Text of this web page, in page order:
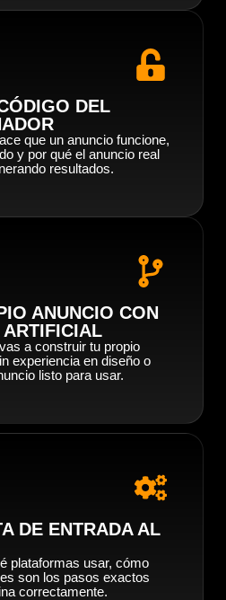
DEL
que un anuncio funcione,
y por qué el anuncio real
resultados.
ANUNCIO CON
a construir tu propio
experiencia en diseño o
listo para usar.
DE ENTRADA AL
plataformas usar, cómo
son los pasos exactos
correctamente.